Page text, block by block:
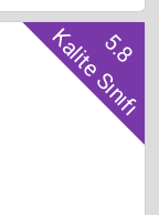
5.8
Kalite Sınıfı